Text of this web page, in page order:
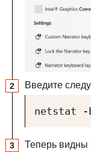
Введите
netstat -
Теперь видны